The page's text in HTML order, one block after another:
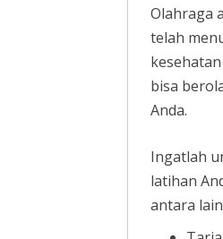
Olahraga
telah
bisa
Anda.
Ingatlah
latihan
antara